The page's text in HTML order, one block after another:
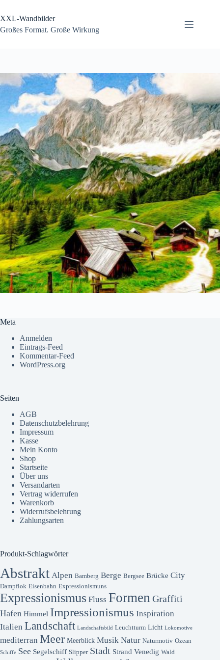
springen
XXL-Wandbilder
Großes Format. Große Wirkung
Meta
Anmelden
Eintrags-Feed
Kommentar-Feed
WordPress.org
Seiten
AGB
Datenschutzbelehrung
Impressum
Kasse
Mein Konto
Shop
Startseite
Über uns
Versandarten
Vertrag widerrufen
Warenkorb
Widerrufsbelehrung
Zahlungsarten
Produkt-Schlagwörter
Abstrakt Alpen Bamberg Berge Bergsee Brücke City
Dampflok Eisenbahn Expressionismuns
Expressionismus Fluss Formen Graffiti
Hafen Himmel Impressionismus Inspiration
Italien Landschaft Landschaftsbild Leuchtturm Licht Lokomotive
mediterran Meer Meerblick Musik Natur Naturmotiv Ozean
Schiffe See Segelschiff Slipper Stadt Strand Venedig Wald